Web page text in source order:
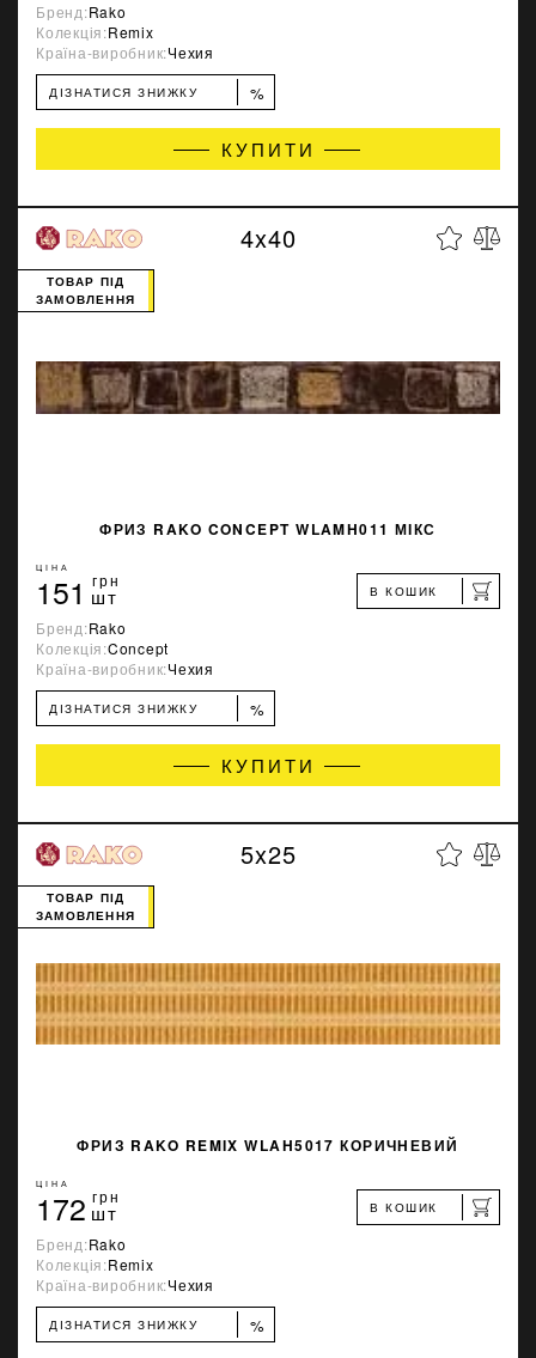
Бренд:Rako
Колекція:Remix
Країна-виробник:Чехия
ДІЗНАТИСЯ ЗНИЖКУ %
КУПИТИ
4x40
ФРИЗ RAKO CONCEPT WLAMH011 МІКС
ТОВАР ПІД
ЗАМОВЛЕННЯ
ЦІНА
151 грн
шт В КОШИК
Бренд:Rako
Колекція:Concept
Країна-виробник:Чехия
ДІЗНАТИСЯ ЗНИЖКУ %
КУПИТИ
5x25
ФРИЗ RAKO REMIX WLAH5017 КОРИЧНЕВИЙ
ТОВАР ПІД
ЗАМОВЛЕННЯ
ЦІНА
172 грн
шт В КОШИК
Бренд:Rako
Колекція:Remix
Країна-виробник:Чехия
ДІЗНАТИСЯ ЗНИЖКУ %